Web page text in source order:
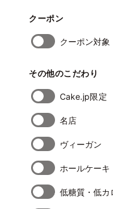
クーポン
クーポン対象
その他のこだわり
Cake.jp限定
名店
ヴィーガン
ホールケーキ
低糖質・低カ